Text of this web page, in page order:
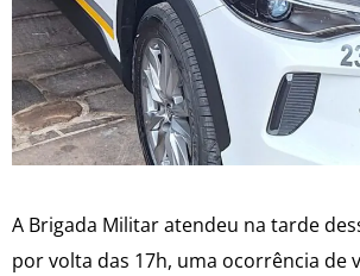
A Brigada Militar atendeu na tarde
por volta das 17h, uma ocorrência de